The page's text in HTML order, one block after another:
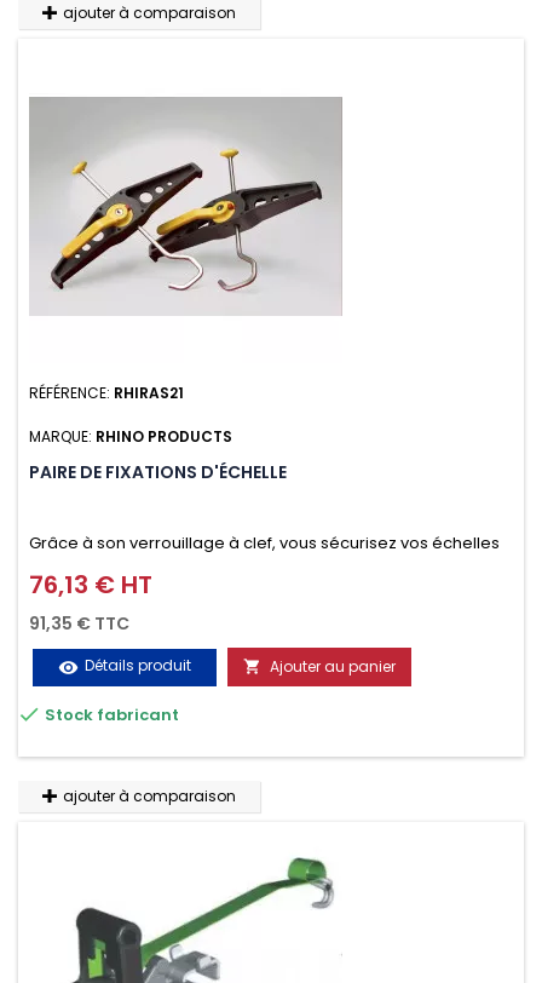
ajouter à comparaison
RÉFÉRENCE: RHIRAS21
MARQUE: RHINO PRODUCTS
PAIRE DE FIXATIONS D'ÉCHELLE
Grâce à son verrouillage à clef, vous sécurisez vos échelles
d'un seul geste aussi bien contre le vol que pendant le
transport. Référence vendue par paire.
Prix
76,13 € HT
91,35 € TTC
visibility Détails produit  Ajouter au panier
 Stock fabricant
ajouter à comparaison